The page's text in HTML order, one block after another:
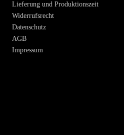
Lieferung und Produktionszeit
Widerrufsrecht
Datenschutz
AGB
Impressum